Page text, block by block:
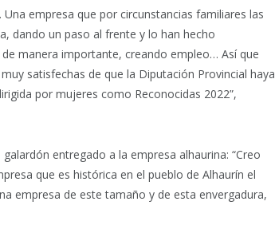
empresa que por circunstancias familiares las
dando un paso al frente y lo han hecho
manera importante, creando empleo… Así que
satisfechas de que la Diputación Provincial haya
por mujeres como Reconocidas 2022”,
galardón entregado a la empresa alhaurina: “Creo
que es histórica en el pueblo de Alhaurín el
empresa de este tamaño y de esta envergadura,